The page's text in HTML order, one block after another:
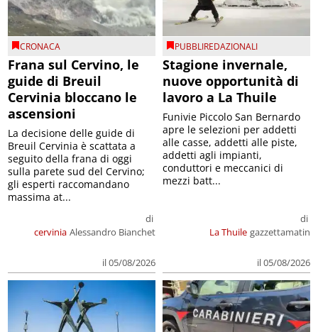
CRONACA
Frana sul Cervino, le
guide di Breuil
Cervinia bloccano le
ascensioni
cervinia
di
Alessandro Bianchet
il 05/08/2026
La decisione delle guide di
Breuil Cervinia è scattata a
seguito della frana di oggi
sulla parete sud del Cervino;
gli esperti raccomandano
massima at...
PUBBLIREDAZIONALI
Stagione invernale,
nuove opportunità di
lavoro a La Thuile
La Thuile
di
gazzettamatin
il 05/08/2026
Funivie Piccolo San Bernardo
apre le selezioni per addetti
alle casse, addetti alle piste,
addetti agli impianti,
conduttori e meccanici di
mezzi batt...